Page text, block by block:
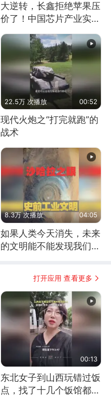
大逆转，长鑫拒绝苹果压
价了！中国芯片产业实现
怎样的逆袭？
22.5万 次播放 00:52
现代火炮之“打完就跑”的
战术
8.3万 次播放 04:05
如果人类今天消失，未来
的文明能不能发现我们存
打开应用 查看更多
00:13
东北女子到山西玩错过饭
点，找了十几个饭馆都没